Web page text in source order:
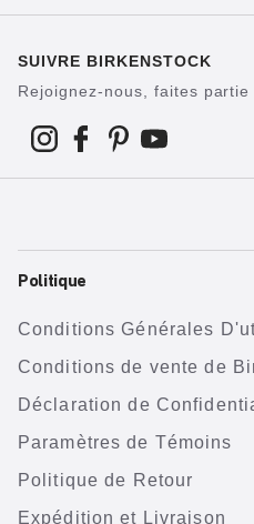
SUIVRE BIRKENSTOCK
Rejoignez-nous, faites
Politique
Conditions Générales
Conditions de vente de
Déclaration de
Paramètres de Témoins
Politique de Retour
Expédition et Livraison